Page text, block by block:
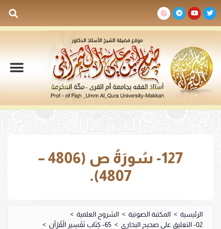
127- سُورَةُ ص (4806 –
4807).
الرئيسية > المكتبة الصوتية > الشروح العلمية >
02- التعليق على صحيح البخاري
> 65- كِتَاب تَفْسِيرِ الْقُرْآنِ
>